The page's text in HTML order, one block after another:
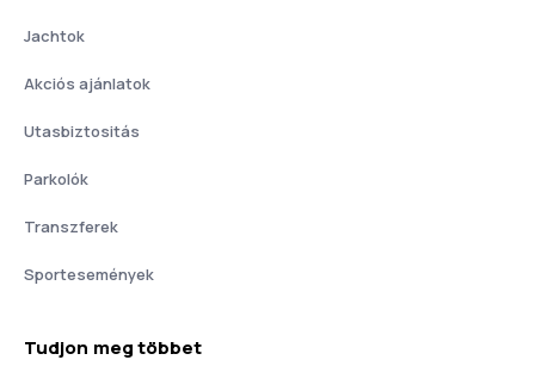
Jachtok
Akciós ajánlatok
Utasbiztositás
Parkolók
Transzferek
Sportesemények
Tudjon meg többet